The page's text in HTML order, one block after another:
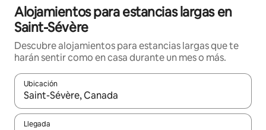
Alojamientos para estancias largas en
Saint-Sévère
Descubre alojamientos para estancias largas que te
harán sentir como en casa durante un mes o más.
Ubicación
Cuando los resultados estén disponibles, podrás navegar
Llegada